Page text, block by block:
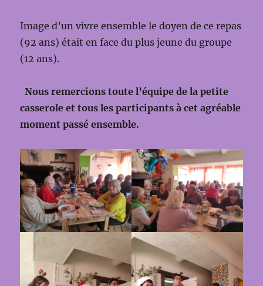
Image d’un vivre ensemble le doyen de ce repas
(92 ans) était en face du plus jeune du groupe
(12 ans).
Nous remercions toute l’équipe de la petite
casserole et tous les participants à cet agréable
moment passé ensemble.